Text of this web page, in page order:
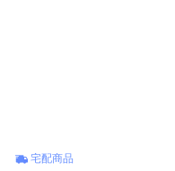
宅配商品